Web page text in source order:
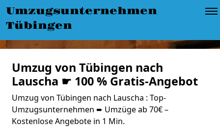
Umzugsunternehmen
Tübingen
Umzug von Tübingen nach
Lauscha ☛ 100 % Gratis-Angebot
Umzug von Tübingen nach Lauscha : Top-
Umzugsunternehmen ➨ Umzüge ab 70€ –
Kostenlose Angebote in 1 Min.